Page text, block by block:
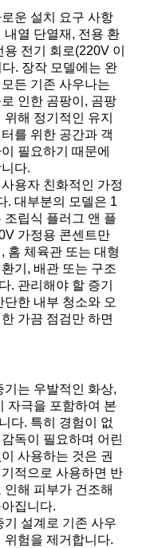
운 설치 요구 사항
내열 단열재, 전용 환
전기 회로(220V 이
. 장작 모델에는 완
든 기존 사우나는
인한 곰팡이, 곰팡
해 정기적인 유지
를 위한 공간과 객
필요하기 때문에
다.
용자 친화적인 가정
. 대부분의 모델은 1
립식 플러그 앤 플
가정용 콘센트만
홈 체육관 또는 대형
기, 배관 또는 구조
. 관리해야 할 증기
한 내부 청소와 오
가끔 점검만 하면
기는 우발적인 화상,
자극을 포함하여 본
다. 특히 경험이 없
독이 필요하며 어린
사용하는 것은 권
적으로 사용하면 반
해 피부가 건조해
집니다.
기 설계로 기존 사우
위험을 제거합니다.